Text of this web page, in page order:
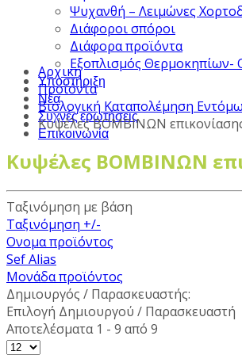
Ψυχανθή – Λειμώνες
Διάφοροι σπόροι
Διάφορα προϊόντα
Εξοπλισμός
Υποστήριξη
Νέα
Συχνές ερωτήσεις
Επικοινωνία
Αρχική
Προϊόντα
Βιολογική Καταπολέμηση
Κυψέλες ΒΟΜΒΙΝΩΝ
Κυψέλες ΒΟΜΒΙΝΩΝ
Ταξινόμηση με βάση
Ταξινόμηση +/-
Ονομα προϊόντος
Sef Alias
Μονάδα προϊόντος
Δημιουργός / Παρασκευαστής:
Επιλογή Δημιουργού / Παρασκευαστή
Αποτελέσματα 1 - 9 από 9